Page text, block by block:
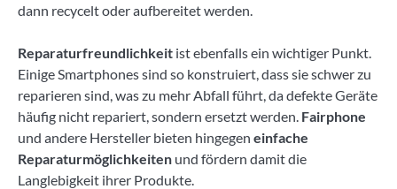
dann recycelt oder aufbereitet werden.
Reparaturfreundlichkeit ist ebenfalls ein wichtiger Punkt.
Einige Smartphones sind so konstruiert, dass sie schwer zu
reparieren sind, was zu mehr Abfall führt, da defekte Geräte
häufig nicht repariert, sondern ersetzt werden. Fairphone
und andere Hersteller bieten hingegen einfache
Reparaturmöglichkeiten und fördern damit die
Langlebigkeit ihrer Produkte.